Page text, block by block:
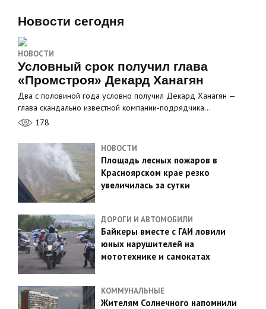
Новости сегодня
НОВОСТИ
Условный срок получил глава
«Промстроя» Декард Ханагян
Два с половиной года условно получил Декард Ханагян —
глава скандально известной компании‑подрядчика…
178
НОВОСТИ
Площадь лесных пожаров в
Красноярском крае резко
увеличилась за сутки
ДОРОГИ И АВТОМОБИЛИ
Байкеры вместе с ГАИ ловили
юных нарушителей на
мототехнике и самокатах
КОММУНАЛЬНЫЕ
Жителям Солнечного напомнили